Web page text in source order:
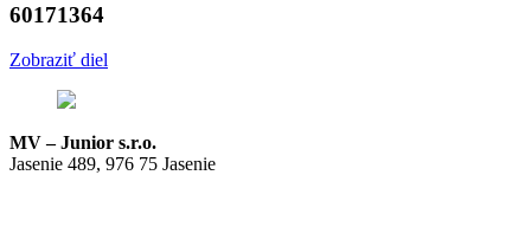
60171364
Zobraziť diel
MV – Junior s.r.o.
Jasenie 489, 976 75 Jasenie